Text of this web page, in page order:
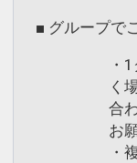
■ グループで
・
く
合
お
・